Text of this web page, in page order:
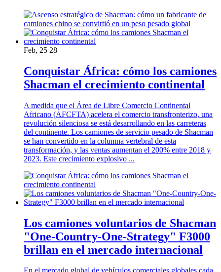
Feb, 25 28
Conquistar África: cómo los camiones
Shacman el crecimiento continental
A medida que el Área de Libre Comercio Continental
Africano (AFCFTA) acelera el comercio transfronterizo, una
revolución silenciosa se está desarrollando en las carreteras
del continente. Los camiones de servicio pesado de Shacman
se han convertido en la columna vertebral de esta
transformación, y las ventas aumentan el 200% entre 2018 y
2023. Este crecimiento explosivo ...
Los camiones voluntarios de Shacman
"One-Country-One-Strategy" F3000
brillan en el mercado internacional